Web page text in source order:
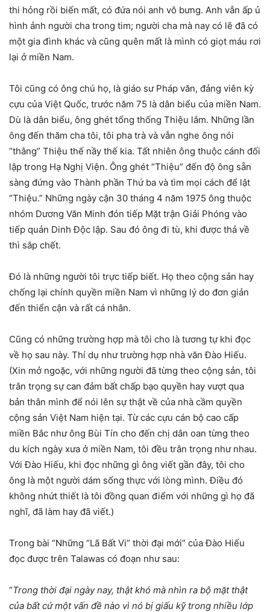
thi hỏng rồi biến mất, có đứa nói anh vô bưng. Anh vẫn ấp ủ
hình ảnh người cha trong tim; người cha mà nay có lẽ đã có
một gia đình khác và cũng quên mất là mình có giọt máu rơi
lại ở miền Nam.
Tôi cũng có ông chú họ, là giáo sư Pháp văn, đảng viên kỳ
cựu của Việt Quốc, trước năm 75 là dân biểu của miền Nam.
Dù là dân biểu, ông ghét tổng thống Thiệu lắm. Những lần
ông đến thăm cha tôi, tôi pha trà và vẫn nghe ông nói
“thằng” Thiệu thế nầy thế kia. Tất nhiên ông thuộc cánh đối
lập trong Hạ Nghị Viện. Ông ghét “Thiệu” đến độ ông sẵn
sàng đứng vào Thành phần Thứ ba và tìm mọi cách để lật
“Thiệu.” Những ngày cận 30 tháng 4 năm 1975 ông thuộc
nhóm Dương Văn Minh đón tiếp Mặt trận Giải Phóng vào
tiếp quản Dinh Độc lập. Sau đó ông đi tù, khi được thả về
thì sắp chết.
Đó là những người tôi trực tiếp biết. Họ theo cộng sản hay
chống lại chính quyền miền Nam vì những lý do đơn giản
đến thiển cận và rất cá nhân.
Cũng có những trường hợp mà tôi cho là tương tự khi đọc
về họ sau này. Thí dụ như trường hợp nhà văn Đào Hiếu.
(Xin mở ngoặc, với những người đã từng theo cộng sản, tôi
trân trọng sự can đảm bất chấp bạo quyền hay vượt qua
bản thân mình để nói lên sự thật về của nhà cầm quyền
cộng sản Việt Nam hiện tại. Từ các cựu cán bộ cao cấp
miền Bắc như ông Bùi Tín cho đến chị dân oan từng theo
du kích ngày xưa ở miền Nam, tôi đều trân trọng như nhau.
Với Đào Hiếu, khi đọc những gì ông viết gần đây, tôi cho
ông là một người dám sống thực với lòng mình. Điều đó
không nhứt thiết là tôi đồng quan điểm với những gì họ đã
nghĩ, đã làm hay đã viết.)
Trong bài “Những “Lã Bất Vi” thời đại mới” của Đào Hiếu
đọc được trên Talawas có đoạn như sau:
“Trong thời đại ngày nay, thật khó mà nhìn ra bộ mặt thật
của bất cứ một vấn đề nào vì nó bị giấu kỹ trong nhiều lớp